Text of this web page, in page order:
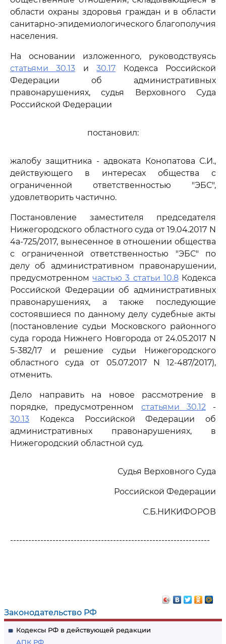
Законодательство РФ
Кодексы РФ в действующей редакции
АПК РФ
области охраны здоровья граждан и в области
санитарно-эпидемиологического благополучия
населения.
На основании изложенного, руководствуясь
статьями 30.13 и30.17 Кодекса Российской
Федерации об административных
правонарушениях, судья Верховного Суда
Российской Федерации
постановил:
жалобу защитника - адвоката Конопатова С.И.,
действующего в интересах общества с
ограниченной ответственностью "ЭБС",
удовлетворить частично.
Постановление заместителя председателя
Нижегородского областного суда от 19.04.2017 N
4а-725/2017, вынесенное в отношении общества
с ограниченной ответственностью "ЭБС" по
делу об административном правонарушении,
предусмотренномчастью 3 статьи 10.8Кодекса
Российской Федерации об административных
правонарушениях, а также последующие
состоявшиеся по данному делу судебные акты
(постановление судьи Московского районного
суда города Нижнего Новгорода от 24.05.2017 N
5-382/17 и решение судьи Нижегородского
областного суда от 05.07.2017 N 12-487/2017),
отменить.
Дело направить на новое рассмотрение в
порядке, предусмотренном статьями 30.12-
30.13 Кодекса Российской Федерации об
административных правонарушениях, в
Нижегородский областной суд.
Судья Верховного Суда
Российской Федерации
С.Б.НИКИФОРОВ
------------------------------------------------------------------